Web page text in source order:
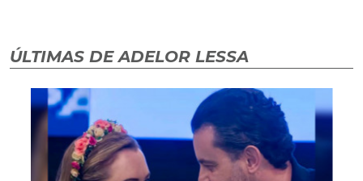
ÚLTIMAS DE ADELOR LESSA